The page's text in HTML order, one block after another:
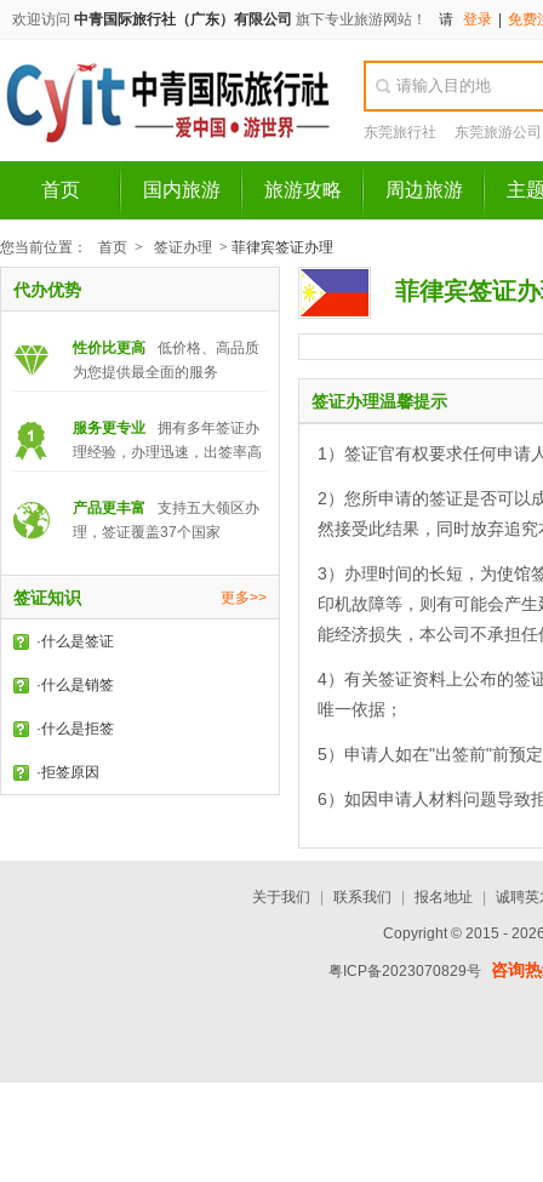
欢迎访问 中青国际旅行社（广东）有限公司 旗下专业旅游网站！ 请 登录 免费
东莞旅行社 东莞旅游公
首页 国内旅游 旅游攻略 周边旅游 主
您当前位置： 首页 > 签证办理 > 菲律宾签证办理
菲律宾签证
签证办理温馨提示
1）签证官有权要求任何申请
2）您所申请的签证是否可以
然接受此结果，同时放弃追
3）办理时间的长短，为使馆
印机故障等，则有可能会产
能经济损失，本公司不承担
4）有关签证资料上公布的签
唯一依据；
5）申请人如在"出签前"前预
6）如因申请人材料问题导致
代办优势
性价比更高
低价格、高品质
为您提供最全面的服务
服务更专业
拥有多年签证办
理经验，办理迅速，出签率高
产品更丰富
支持五大领区办
理，签证覆盖37个国家
签证知识 更多>>
·什么是签证
·什么是销签
·什么是拒签
·拒签原因
关于我们 联系我们 报名地址 诚聘英
Copyright © 2015 -
粤ICP备2023070829号 咨询